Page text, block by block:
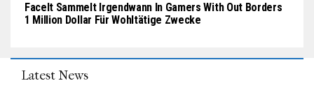
FaceIt Sammelt Irgendwann In Gamers With Out Borders
1 Million Dollar Für Wohltätige Zwecke
Latest News